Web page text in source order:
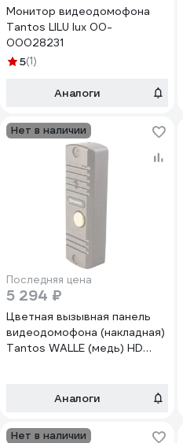
Монитор видеодомофона
Tantos LILU lux 00-
00028231
5(1)
Аналоги
Нет в наличии
Последняя цена
5 294 ₽
Цветная вызывная панель
видеодомофона (накладная)
Tantos WALLE (медь) HD
Аналоги
Нет в наличии